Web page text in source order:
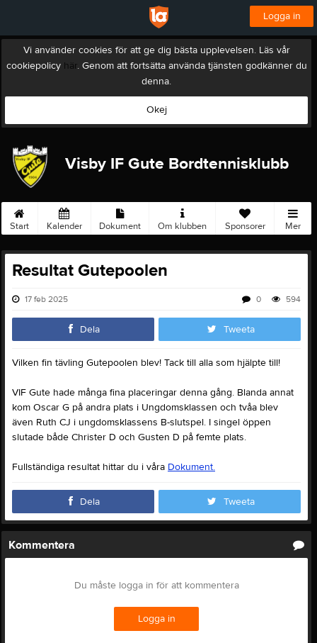
Logga in
Vi använder cookies för att ge dig bästa upplevelsen. Läs vår
cookiepolicy här. Genom att fortsätta använda tjänsten godkänner du
denna.
Okej
Visby IF Gute Bordtennisklubb
Start Kalender Dokument Om klubben Sponsorer Mer
Resultat Gutepoolen
17 feb 2025 594
0
Dela Tweeta
Vilken fin tävling Gutepoolen blev! Tack till alla som hjälpte till!
VIF Gute hade många fina placeringar denna gång. Blanda annat
kom Oscar G på andra plats i Ungdomsklassen och tvåa blev
även Ruth CJ i ungdomsklassens B-slutspel. I singel öppen
slutade både Christer D och Gusten D på femte plats.
Fullständiga resultat hittar du i våra Dokument.
Dela Tweeta
Kommentera
Du måste logga in för att kommentera
Logga in